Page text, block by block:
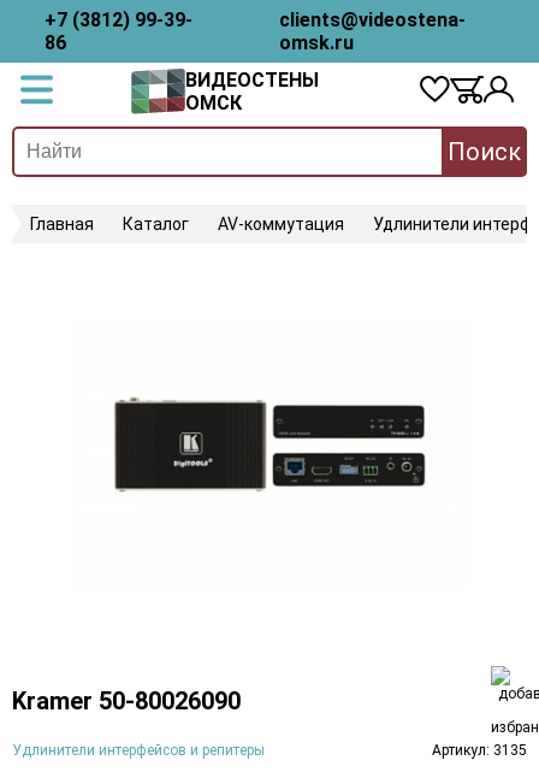
+7 (3812) 99-39-
86
clients@videostena-
omsk.ru
ВИДЕОСТЕНЫ
ОМСК
Поиск
Главная Каталог AV-коммутация Удлинители
Kramer 50-80026090
Удлинители интерфейсов и репитеры Артикул: 3135